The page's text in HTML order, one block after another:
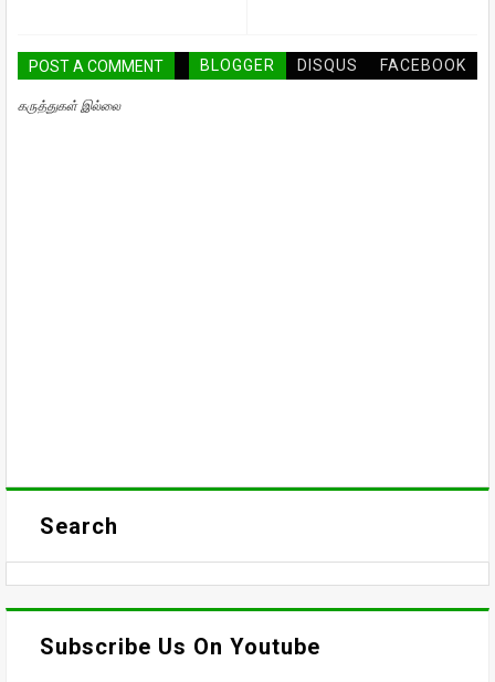
POST A COMMENT BLOGGER DISQUS FACEBOOK
கருத்துகள் இல்லை
Search
Subscribe Us On Youtube